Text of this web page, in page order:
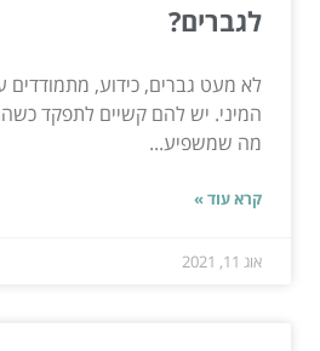
לגברים?
לא מעט גברים, כידוע, מתמודדים
המיני. יש להם קשיים לתפקד
מה שמשפיע...
קרא עוד »
אוג 11, 2021